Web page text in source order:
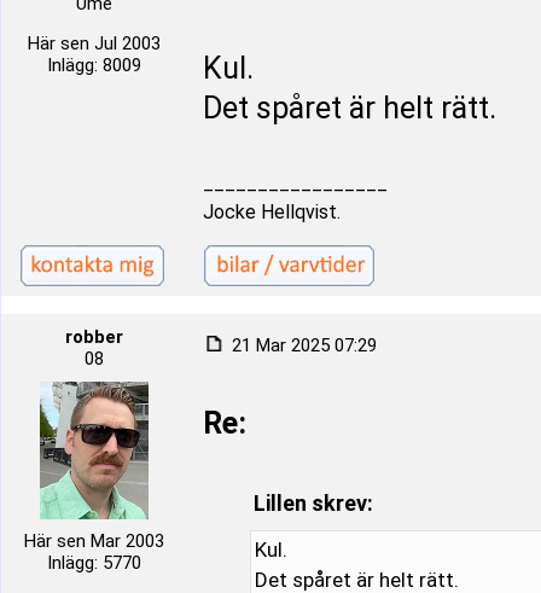
Här sen Jul 2003
Inlägg: 8009
Kul.
Det spåret är helt rätt.
Jocke Hellqvist.
robber
08
Här sen Mar 2003
Inlägg: 5770
21 Mar 2025 07:29
Re:
Lillen skrev:
Kul.
Det spåret är helt rätt.